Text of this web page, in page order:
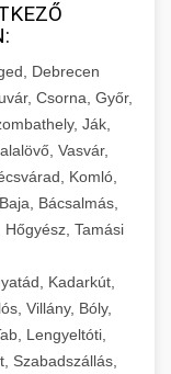
Debrecen
Csorna, Győr,
Ják,
Vasvár,
Komló,
Bácsalmás,
Tamási
Kadarkút,
Villány, Bóly,
Lengyeltóti,
Szabadszállás,